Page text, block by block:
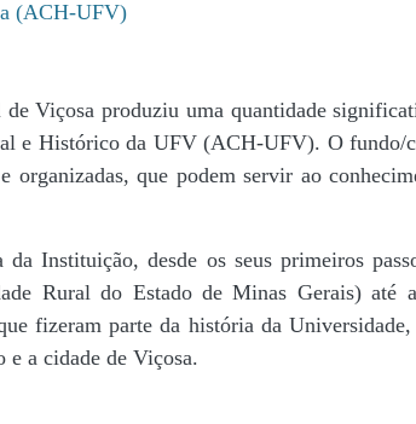
(ACH-UFV)
Viçosa produziu uma quantidade
e Histórico da UFV (ACH-UFV). O
que podem servir ao
Instituição, desde os seus primeiros
Rural do Estado de Minas Gerais) até
fizeram parte da história da
e a cidade de Viçosa.